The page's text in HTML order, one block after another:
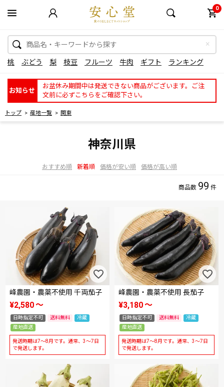
0
桃 ぶどう 梨 枝豆 フルーツ 牛肉 ギフト ランキング
お知らせ
お盆休み期間中は発送できない商品がございます。ご注
文前に必ずこちらをご確認下さい。
トップ 産地一覧 関東
神奈川県
おすすめ順 新着順 価格が安い順 価格が高い順
99
峰農園・農薬不使用 千両茄子
¥2,580〜
日時指定不可 送料無料
冷蔵
産地直送
発送時期は7～8月です。通常、3～7日
で発送します。
峰農園・農薬不使用 長茄子
¥3,180〜
日時指定不可 送料無料
冷蔵
産地直送
発送時期は7～8月です。通常、3～7日
で発送します。